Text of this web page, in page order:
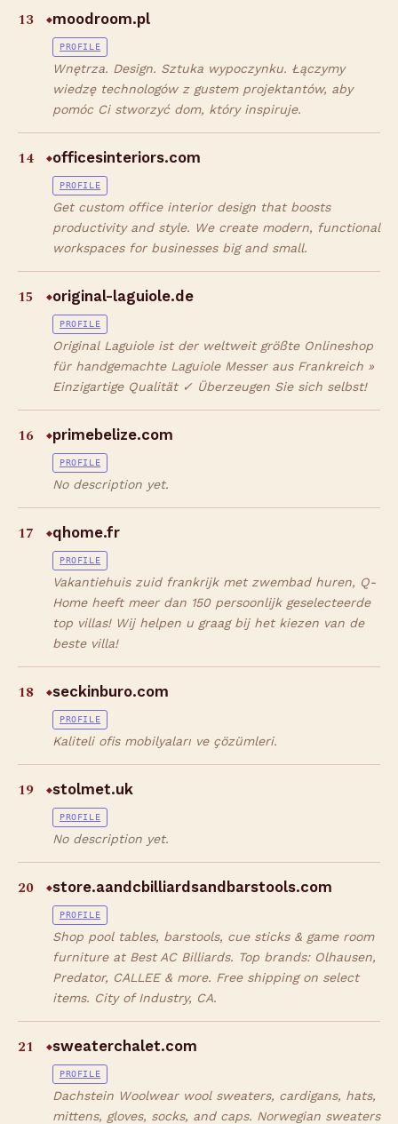
13 ◆moodroom.pl
PROFILE
Wnętrza. Design. Sztuka wypoczynku. Łączymy
wiedzę technologów z gustem projektantów, aby
pomóc Ci stworzyć dom, który inspiruje.
14 ◆officesinteriors.com
PROFILE
Get custom office interior design that boosts
productivity and style. We create modern, functional
workspaces for businesses big and small.
15 ◆original-laguiole.de
PROFILE
Original Laguiole ist der weltweit größte Onlineshop
für handgemachte Laguiole Messer aus Frankreich »
Einzigartige Qualität ✓ Überzeugen Sie sich selbst!
16 ◆primebelize.com
PROFILE
No description yet.
17 ◆qhome.fr
PROFILE
Vakantiehuis zuid frankrijk met zwembad huren, Q-
Home heeft meer dan 150 persoonlijk geselecteerde
top villas! Wij helpen u graag bij het kiezen van de
beste villa!
18 ◆seckinburo.com
PROFILE
Kaliteli ofis mobilyaları ve çözümleri.
19 ◆stolmet.uk
PROFILE
No description yet.
20 ◆store.aandcbilliardsandbarstools.com
PROFILE
Shop pool tables, barstools, cue sticks & game room
furniture at Best AC Billiards. Top brands: Olhausen,
Predator, CALLEE & more. Free shipping on select
items. City of Industry, CA.
21 ◆sweaterchalet.com
PROFILE
Dachstein Woolwear wool sweaters, cardigans, hats,
mittens, gloves, socks, and caps. Norwegian sweaters